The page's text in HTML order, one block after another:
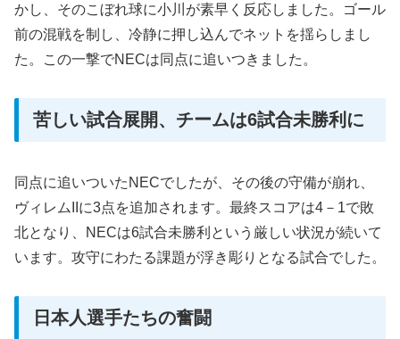
かし、そのこぼれ球に小川が素早く反応しました。ゴール
前の混戦を制し、冷静に押し込んでネットを揺らしまし
た。この一撃でNECは同点に追いつきました。
苦しい試合展開、チームは6試合未勝利に
同点に追いついたNECでしたが、その後の守備が崩れ、
ヴィレムIIに3点を追加されます。最終スコアは4－1で敗
北となり、NECは6試合未勝利という厳しい状況が続いて
います。攻守にわたる課題が浮き彫りとなる試合でした。
日本人選手たちの奮闘